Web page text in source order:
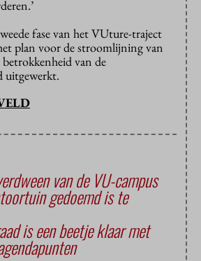
fase van het VUture-traject
plan voor de stroomlijning van
van de
uitgewerkt.
van de VU-campus
gedoemd is te
is een beetje klaar met